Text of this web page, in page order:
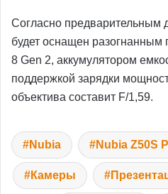
Согласно предварительным
будет оснащен разогнанным
8 Gen 2, аккумулятором
поддержкой зарядки
объектива составит F/1,59.
Nubia Nubia Z50S
Камеры